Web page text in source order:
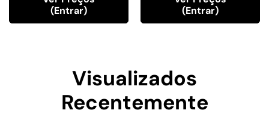
(entrar)
(entrar)
Visualizados
Recentemente